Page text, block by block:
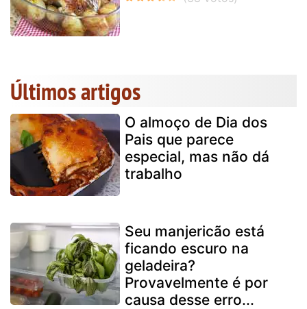
Últimos artigos
O almoço de Dia dos
Pais que parece
especial, mas não dá
trabalho
Seu manjericão está
ficando escuro na
geladeira?
Provavelmente é por
causa desse erro...